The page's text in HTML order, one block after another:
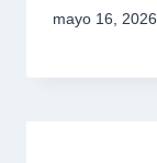
mayo 16, 2026